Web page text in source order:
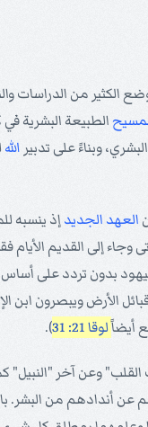
الكثير من الدراسات
الطبيعة البشرية
وبناءً على تدبير الله
العهد الجديدإذ ينسبه
إلى القديم
الأرض ويبصرون ابن
لوقا 21: 31 ).
وعن آخر "النبيل"
أندادهم من البشر.